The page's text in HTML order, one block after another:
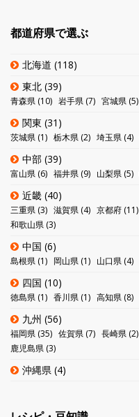
都道府県で選ぶ
北海道 (118)
東北 (39)
青森県 (10) 岩手県 (7) 宮城県 (5)
関東 (31)
茨城県 (1) 栃木県 (2) 埼玉県 (4)
中部 (39)
富山県 (6) 福井県 (9) 山梨県 (5)
近畿 (40)
三重県 (3) 滋賀県 (4) 京都府 (11)
和歌山県 (3)
中国 (6)
島根県 (1) 岡山県 (1) 山口県 (4)
四国 (10)
徳島県 (1) 香川県 (1) 高知県 (8)
九州 (56)
福岡県 (35) 佐賀県 (7) 長崎県 (2)
鹿児島県 (3)
沖縄県 (4)